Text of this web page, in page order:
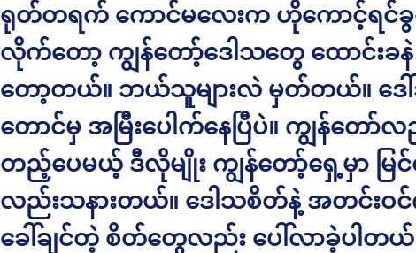
ရုတ်တရက် ကောင်မလေးက ဟိုကောင့်ရ
လိုက်တော့ ကျွန်တော့်ဒေါသတွေ ထောင်းခနဲ
တော့တယ်။ ဘယ်သူများလဲ မှတ်တယ်။ ဒေါ်
တောင်မှ အမြီးပေါက်နေပြီပဲ။ ကျွန်တေ
တည့်ပေမယ့် ဒီလိုမျိုး ကျွန်တော့်ရှေ့မှာ မြင်
လည်းသနားတယ်။ ဒေါသစိတ်နဲ့ အတင်းဝ
ခေါ်ချင်တဲ့ စိတ်တွေလည်း ပေါ်လာခဲ့ပါတ